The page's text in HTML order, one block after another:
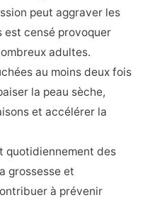
peut aggraver les
est censé provoquer
adultes.
au moins deux fois
la peau sèche,
et accélérer la
quotidiennement des
grossesse et
à prévenir